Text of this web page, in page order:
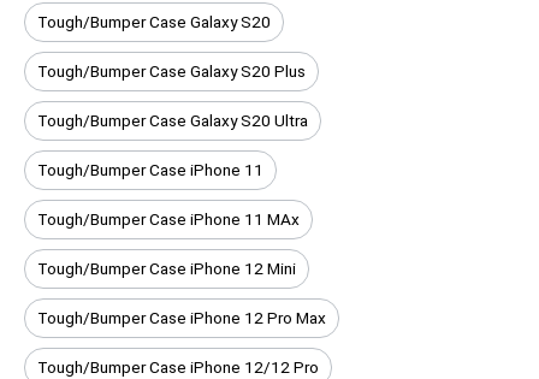
Tough/Bumper Case Galaxy S20
Tough/Bumper Case Galaxy S20 Plus
Tough/Bumper Case Galaxy S20 Ultra
Tough/Bumper Case iPhone 11
Tough/Bumper Case iPhone 11 MAx
Tough/Bumper Case iPhone 12 Mini
Tough/Bumper Case iPhone 12 Pro Max
Tough/Bumper Case iPhone 12/12 Pro